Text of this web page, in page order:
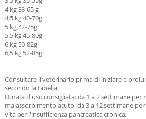
4 kg 38-65 g
4,5 kg 40-70g
5 kg 42-75g
5,5 kg 45-80g
6 kg 50-82g
6,5 kg 52-85g
Consultare il veterinario prima di iniziare o
secondo la tabella.
Durata d'uso consigliata: da 1 a 2 settimane per
malassorbimento acuto, da 3 a 12 settimane
vita per l'insufficienza pancreatica cronica.